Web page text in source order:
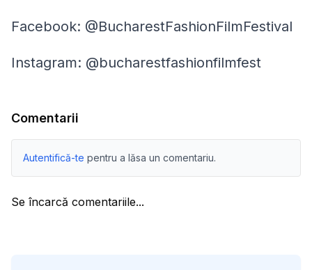
Facebook: @BucharestFashionFilmFestival
Instagram: @bucharestfashionfilmfest
Comentarii
Autentifică-te pentru a lăsa un comentariu.
Se încarcă comentariile...